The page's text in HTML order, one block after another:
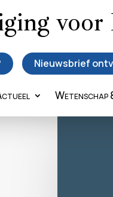
voor
Nieuwsbrief
Wetenschap